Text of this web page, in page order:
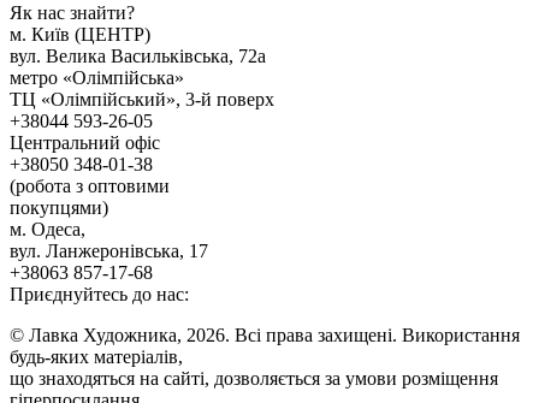
Як наc знайти?
м. Киïв (ЦЕНТР)
вул. Велика Васильківська, 72а
метро «Олімпійська»
ТЦ «Олімпійський», 3-й поверх
+38044 593-26-05
Центральний офіс
+38050 348-01-38
(робота з оптовими
покупцями)
м. Одеса,
вул. Ланжеронівська, 17
+38063 857-17-68
Приєднуйтесь до нас:
© Лавка Художника, 2026. Всі права захищені. Використання
будь-яких матеріалів,
що знаходяться на сайті, дозволяється за умови розміщення